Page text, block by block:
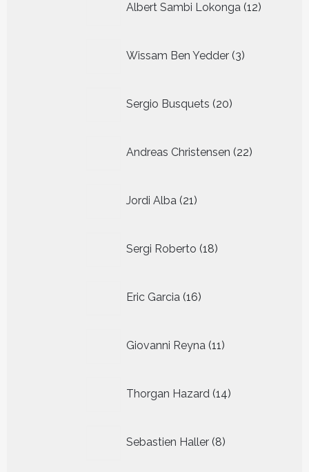
Albert Sambi Lokonga 12
Wissam Ben Yedder 3
producten
Sergio Busquets 20
producten
Andreas Christensen 22
producten
Jordi Alba 21
producten
Sergi Roberto 18
producten
Eric Garcia 16
producten
Giovanni Reyna 11
producten
Thorgan Hazard 14
producten
Sebastien Haller 8
producten